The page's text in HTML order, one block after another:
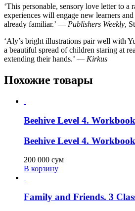
‘This personable, sensory love letter to a
experiences will engage new learners
already familiar.’ — Publishers Weekly,
‘Aly’s bright illustrations pair well with
a beautiful spread of children staring at
extending their hands.’ — Kirkus
Похожие товары
Beehive Level 4. Workbook
Beehive Level 4. Workbook
200 000 сум
В корзину
Family and Friends. 3